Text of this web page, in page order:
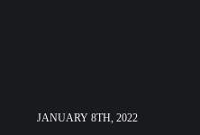
JANUARY 8TH, 2022